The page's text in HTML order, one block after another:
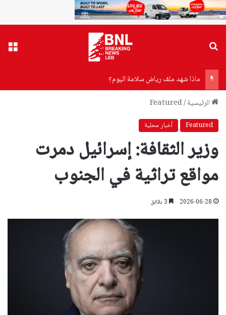
ماذا شهد ملف رياض سلامة اليوم؟
الرئيسية/
Featured
Featured أخبار محلية
وزير الثقافة: إسرائيل دمرت
مواقع تراثية في الجنوب
2026-06-28